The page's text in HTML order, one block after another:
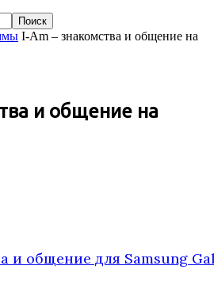
I-Am – знакомства и общение на
и общение на